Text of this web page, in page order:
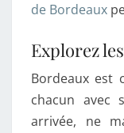
de Bordeaux
Explorez
Bordeaux est
chacun avec
arrivée, ne